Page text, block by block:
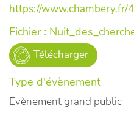
https://www.chambery.fr/
Fichier :
Télécharger
Type d'évènement
Evènement grand public